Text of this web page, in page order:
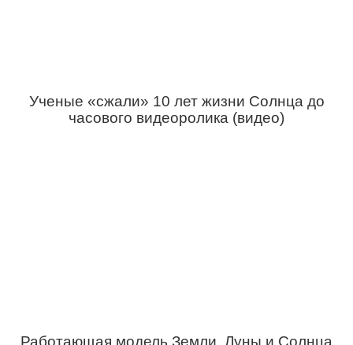
Ученые «сжали» 10 лет жизни Солнца до
часового видеоролика (видео)
Работающая модель Земли, Луны и Солнца